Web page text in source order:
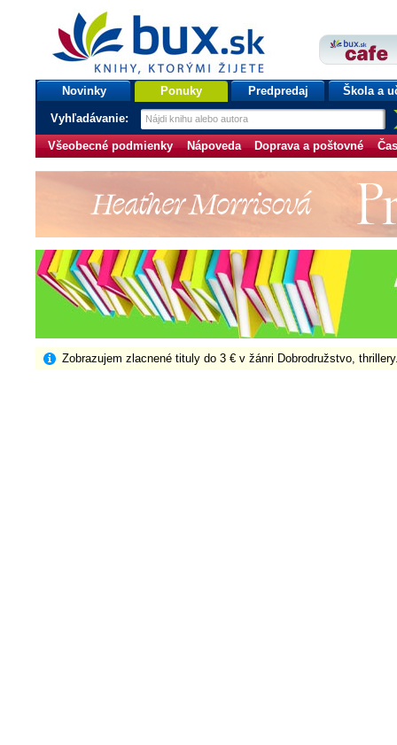
bux.sk
knihy, ktorými žijete
Úvodná stránka
Novinky Ponuky Predpredaj Škola a
Vyhľadávanie:
Všeobecné podmienky Nápoveda Doprava a poštovné
Zobrazujem zlacnené tituly do 3 € v žánri Dobrodružstvo,